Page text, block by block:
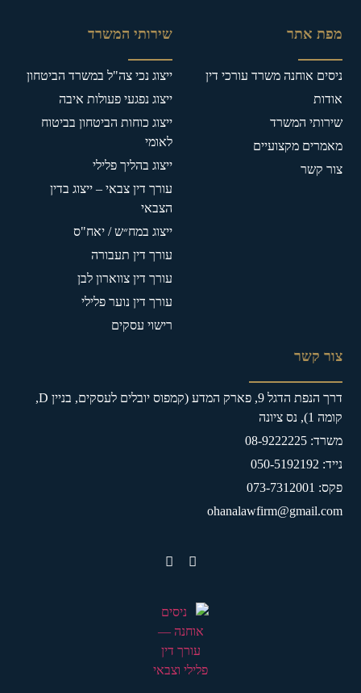
מפת אתר
ניסים אוחנה משרד עורכי דין
אודות
שירותי המשרד
מאמרים מקצועיים
צור קשר
שירותי המשרד
ייצוג נכי צה"ל במשרד הביטחון
ייצוג נפגעי פעולות איבה
ייצוג כוחות הביטחון בביטוח
לאומי
ייצוג בהליך פלילי
עורך דין צבאי – ייצוג בדין
הצבאי
ייצוג במח״ש / יאח"ס
עורך דין תעבורה
עורך דין צווארון לבן
עורך דין נוער פלילי
רישוי עסקים
צור קשר
דרך הנפת הדגל 9, פארק המדע (קמפוס יובלים לעסקים, בניין D,
קומה 1), נס ציונה
משרד: 08-9222225
נייד: 050-5192192
פקס: 073-7312001
ohanalawfirm@gmail.com